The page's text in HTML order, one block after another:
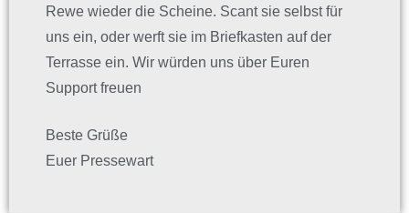
Rewe wieder die Scheine. Scant sie selbst für
uns ein, oder werft sie im Briefkasten auf der
Terrasse ein. Wir würden uns über Euren
Support freuen
Beste Grüße
Euer Pressewart